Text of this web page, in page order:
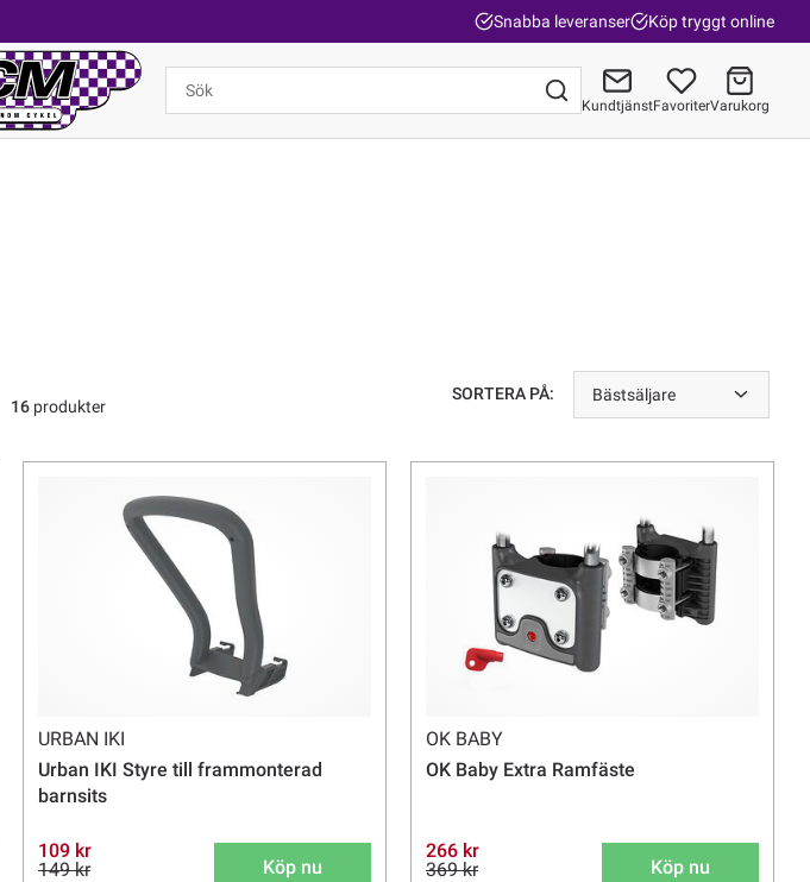
Snabba leveranser Köp tryggt online
KundtjänstFavoriterVarukorg
SORTERA PÅ: Bästsäljare
16produkter
URBAN IKI
Urban IKI Styre till frammonterad
barnsits
109 kr
149 kr
Köp nu
OK BABY
OK Baby Extra Ramfäste
266 kr
369 kr
Köp nu